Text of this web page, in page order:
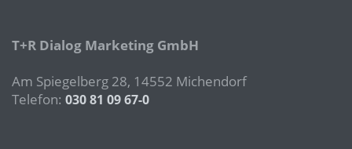
T+R Dialog Marketing GmbH
Am Spiegelberg 28, 14552 Michendorf
Telefon: 030 81 09 67-0